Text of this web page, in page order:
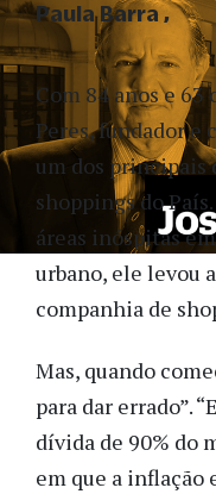
Com 84 anos e 63
Peres, fundador
um dos principais
shoppings do
áreas inóspitas
urbano, ele levou
companhia de
Mas, quando
para dar errado”.
dívida de 90% do
em que a inflação
Paula Barra